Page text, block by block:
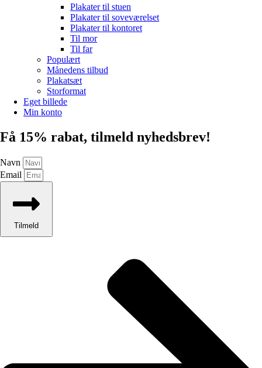
Plakater til stuen
Plakater til soveværelset
Plakater til kontoret
Til mor
Til far
Populært
Månedens tilbud
Plakatsæt
Storformat
Eget billede
Min konto
Få 15% rabat, tilmeld nyhedsbrev!
Navn
Email
Tilmeld